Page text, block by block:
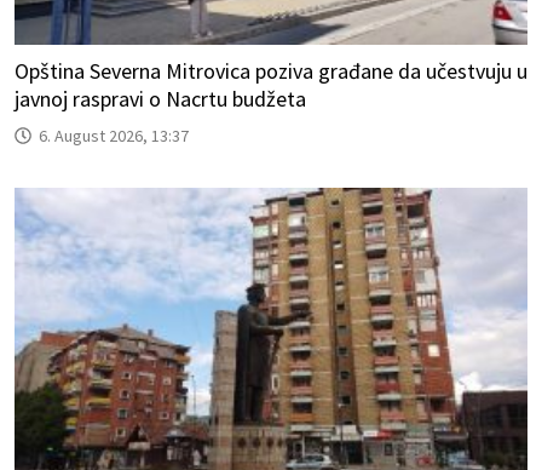
Opština Severna Mitrovica poziva građane da učestvuju u
javnoj raspravi o Nacrtu budžeta
6. August 2026, 13:37